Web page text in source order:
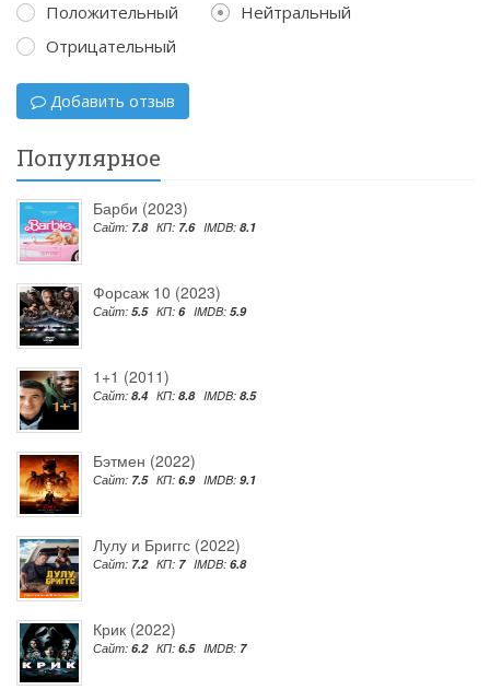
Положительный
Нейтральный
Отрицательный
Добавить отзыв
Популярное
Барби (2023)
Сайт: 7.8 КП: 7.6 IMDB: 8.1
Форсаж 10 (2023)
Сайт: 5.5 КП: 6 IMDB: 5.9
1+1 (2011)
Сайт: 8.4 КП: 8.8 IMDB: 8.5
Бэтмен (2022)
Сайт: 7.5 КП: 6.9 IMDB: 9.1
Лулу и Бриггс (2022)
Сайт: 7.2 КП: 7 IMDB: 6.8
Крик (2022)
Сайт: 6.2 КП: 6.5 IMDB: 7